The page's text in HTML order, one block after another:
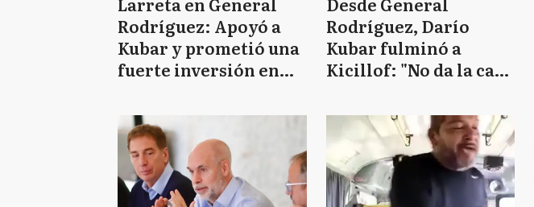
Rodríguez: Apoyó a
Kubar y prometió una
fuerte inversión en
conurbano
Rodríguez, Darío
Kubar fulminó a
Kicillof: "No da la cara
sólo pide por Cristina
Kirchner"